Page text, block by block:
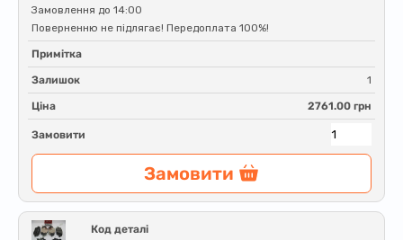
Замовлення до 14:00
Поверненню не підлягає! Передоплата 100%!
Примітка
Залишок 1
Ціна 2761.00 грн
Замовити
Замовити
Код деталі